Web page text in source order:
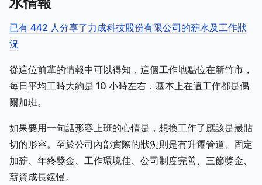
已有 442 人分享了力成科技股份有限公司的薪水及工作狀
況
從這位前輩的情報中可以得知，這個工作地點位在新竹市，
每日平均工時大約是 10 小時左右，基本上在這工作都是偶
爾加班。
如果要用一句話形容上班的心情是，想換工作了應該是最貼
切的形容。至於公司內部實際的狀況則是有升遷管道、固定
加薪、年終獎金、工作環境佳、公司制度完善、三節獎金、
薪資成長緩慢。